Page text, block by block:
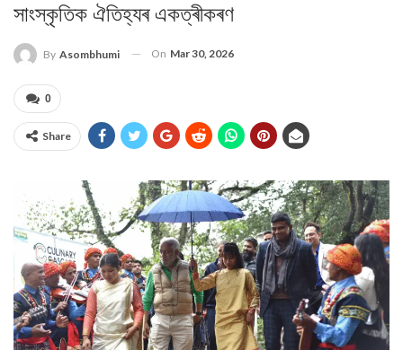
সাংস্কৃতিক ঐতিহ্যৰ একত্ৰীকৰণ
By Asombhumi On Mar 30, 2026
0
Share